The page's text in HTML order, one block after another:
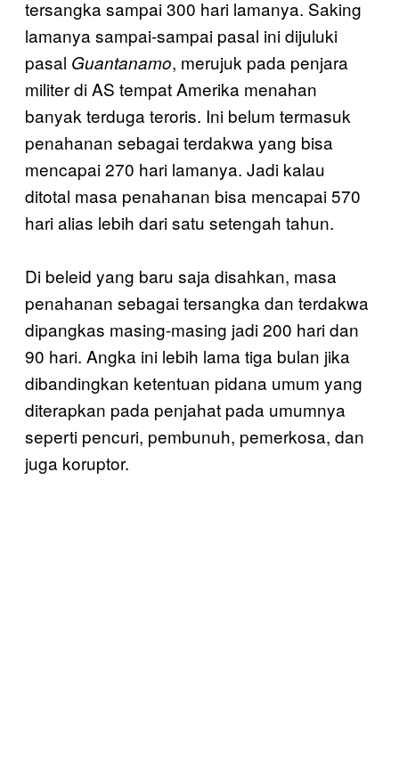
tersangka sampai 300 hari lamanya. Saking
lamanya sampai-sampai pasal ini dijuluki
pasal Guantanamo, merujuk pada penjara
militer di AS tempat Amerika menahan
banyak terduga teroris. Ini belum termasuk
penahanan sebagai terdakwa yang bisa
mencapai 270 hari lamanya. Jadi kalau
ditotal masa penahanan bisa mencapai 570
hari alias lebih dari satu setengah tahun.
Di beleid yang baru saja disahkan, masa
penahanan sebagai tersangka dan terdakwa
dipangkas masing-masing jadi 200 hari dan
90 hari. Angka ini lebih lama tiga bulan jika
dibandingkan ketentuan pidana umum yang
diterapkan pada penjahat pada umumnya
seperti pencuri, pembunuh, pemerkosa, dan
juga koruptor.